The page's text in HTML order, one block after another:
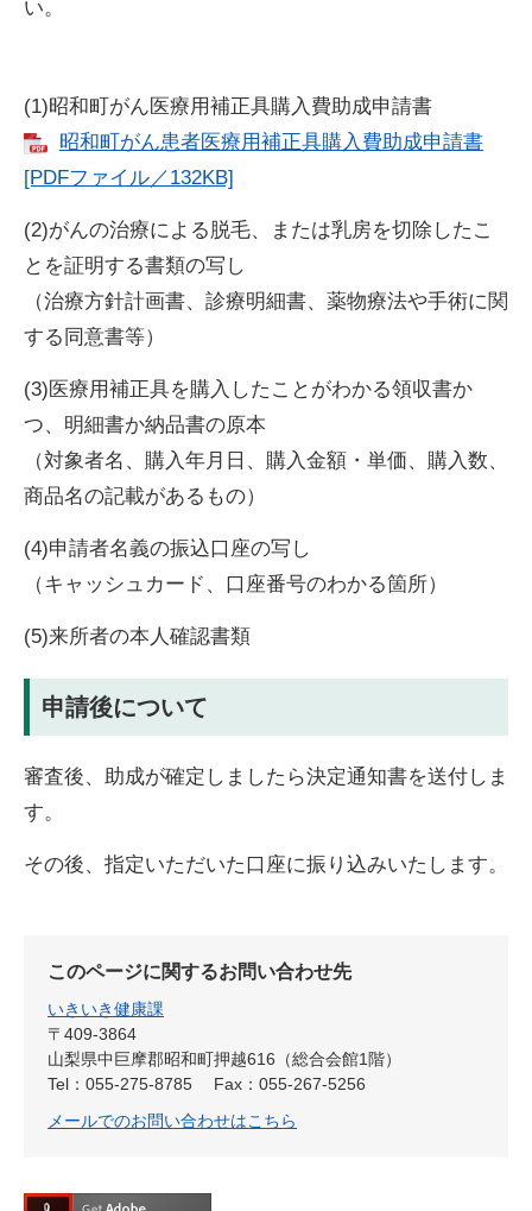
い。
(1)昭和町がん医療用補正具購入費助成申請書
昭和町がん患者医療用補正具購入費助成申請書
[PDFファイル／132KB]
(2)がんの治療による脱毛、または乳房を切除したこ
とを証明する書類の写し
（治療方針計画書、診療明細書、薬物療法や手術に関
する同意書等）
(3)医療用補正具を購入したことがわかる領収書か
つ、明細書か納品書の原本
（対象者名、購入年月日、購入金額・単価、購入数、
商品名の記載があるもの）
(4)申請者名義の振込口座の写し
（キャッシュカード、口座番号のわかる箇所）
(5)来所者の本人確認書類
申請後について
審査後、助成が確定しましたら決定通知書を送付しま
す。
その後、指定いただいた口座に振り込みいたします。
このページに関するお問い合わせ先
いきいき健康課
〒409-3864
山梨県中巨摩郡昭和町押越616（総合会館1階）
Tel：055-275-8785
Fax：055-267-5256
メールでのお問い合わせはこちら